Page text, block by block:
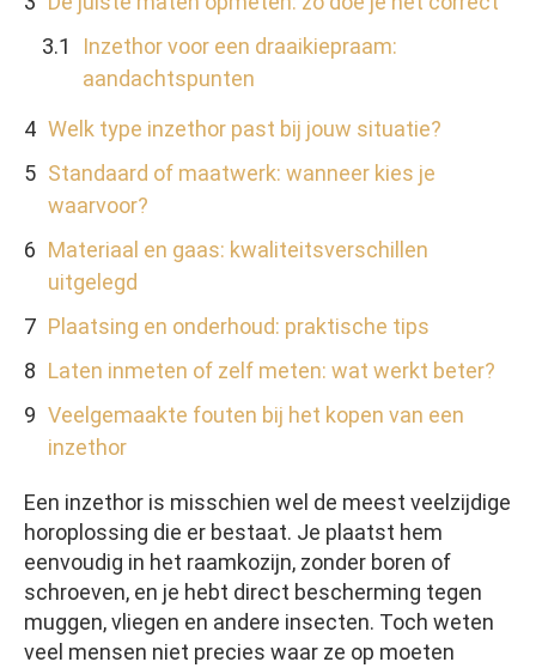
Een inzethor is misschien wel de meest veelzijdige
horoplossing die er bestaat. Je plaatst hem
eenvoudig in het raamkozijn, zonder boren of
schroeven, en je hebt direct bescherming tegen
muggen, vliegen en andere insecten. Toch weten
veel mensen niet precies waar ze op moeten
Inzethor voor een draaikiepraam:
aandachtspunten
Welk type inzethor past bij jouw situatie?
Standaard of maatwerk: wanneer kies je
waarvoor?
Materiaal en gaas: kwaliteitsverschillen
uitgelegd
Plaatsing en onderhoud: praktische tips
Laten inmeten of zelf meten: wat werkt beter?
Veelgemaakte fouten bij het kopen van een
inzethor